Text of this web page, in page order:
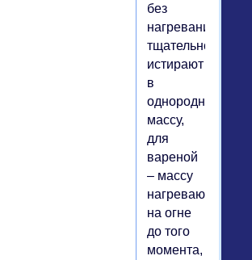
без
нагревания
тщательно
истирают
в
однородную
массу,
для
вареной
– массу
нагревают
на огне
до того
момента,